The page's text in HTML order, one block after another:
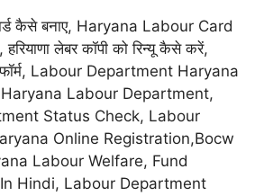
कैसे बनाए, Haryana Labour Card
लेबर कॉपी को रिन्यू कैसे करें,
फॉर्म, Labour Department Haryana
Labour Department,
Status Check, Labour
Online Registration,Bocw
Labour Welfare, Fund
Hindi, Labour Department